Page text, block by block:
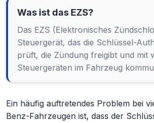
Was ist das EZS?
Das EZS (Elektronisches
Steuergerät, das die Schlüssel-
prüft, die Zündung freigibt und mit
Steuergeräten im Fahrzeug
Ein häufig auftretendes Problem bei
Benz-Fahrzeugen ist, dass der